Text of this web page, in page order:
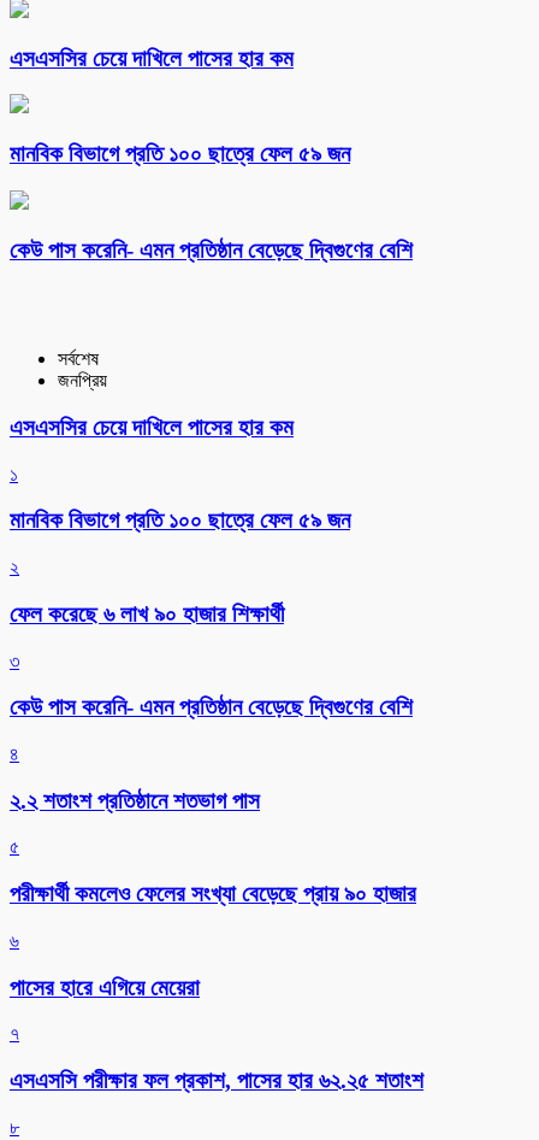
এসএসসির চেয়ে দাখিলে পাসের হার কম
মানবিক বিভাগে প্রতি ১০০ ছাত্রে ফেল ৫৯ জন
কেউ পাস করেনি- এমন প্রতিষ্ঠান বেড়েছে দ্বিগুণের বেশি
সর্বশেষ
জনপ্রিয়
এসএসসির চেয়ে দাখিলে পাসের হার কম
১
মানবিক বিভাগে প্রতি ১০০ ছাত্রে ফেল ৫৯ জন
২
ফেল করেছে ৬ লাখ ৯০ হাজার শিক্ষার্থী
৩
কেউ পাস করেনি- এমন প্রতিষ্ঠান বেড়েছে দ্বিগুণের বেশি
৪
২.২ শতাংশ প্রতিষ্ঠানে শতভাগ পাস
৫
পরীক্ষার্থী কমলেও ফেলের সংখ্যা বেড়েছে প্রায় ৯০ হাজার
৬
পাসের হারে এগিয়ে মেয়েরা
৭
এসএসসি পরীক্ষার ফল প্রকাশ, পাসের হার ৬২.২৫ শতাংশ
৮